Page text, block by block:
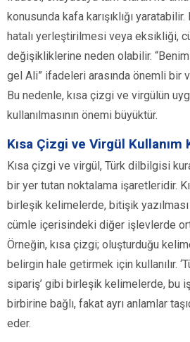
konusunda kafa karışıklığı
hatalı yerleştirilmesi veya eksikliği,
değişikliklerine neden olabilir.
gel Ali” ifadeleri arasında önemli bir
Bu nedenle, kısa çizgi ve virgülün
kullanılmasının önemi büyüktür.
Kısa Çizgi ve Virgül Kullanım
Kısa çizgi ve virgül, Türk dilbilgisi
bir yer tutan noktalama işaretleridir.
birleşik kelimelerde, bitişik
cümle içerisindeki diğer işlevlerde
Örneğin, kısa çizgi; oluşturduğu
belirgin hale getirmek için kullanılır.
sipariş’ gibi birleşik kelimelerde, bu
birbirine bağlı, fakat ayrı anlamlar
eder.